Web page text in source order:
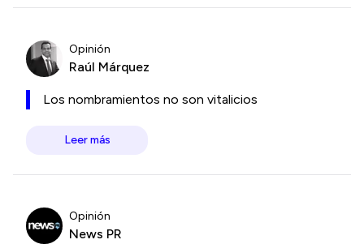
Opinión
Raúl Márquez
Los nombramientos no son vitalicios
Leer más
Opinión
News PR